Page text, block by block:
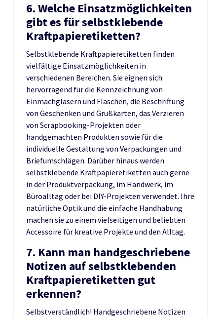
6. Welche Einsatzmöglichkeiten
gibt es für selbstklebende
Kraftpapieretiketten?
Selbstklebende Kraftpapieretiketten finden
vielfältige Einsatzmöglichkeiten in
verschiedenen Bereichen. Sie eignen sich
hervorragend für die Kennzeichnung von
Einmachgläsern und Flaschen, die Beschriftung
von Geschenken und Grußkarten, das Verzieren
von Scrapbooking-Projekten oder
handgemachten Produkten sowie für die
individuelle Gestaltung von Verpackungen und
Briefumschlägen. Darüber hinaus werden
selbstklebende Kraftpapieretiketten auch gerne
in der Produktverpackung, im Handwerk, im
Büroalltag oder bei DIY-Projekten verwendet. Ihre
natürliche Optik und die einfache Handhabung
machen sie zu einem vielseitigen und beliebten
Accessoire für kreative Projekte und den Alltag.
7. Kann man handgeschriebene
Notizen auf selbstklebenden
Kraftpapieretiketten gut
erkennen?
Selbstverständlich! Handgeschriebene Notizen